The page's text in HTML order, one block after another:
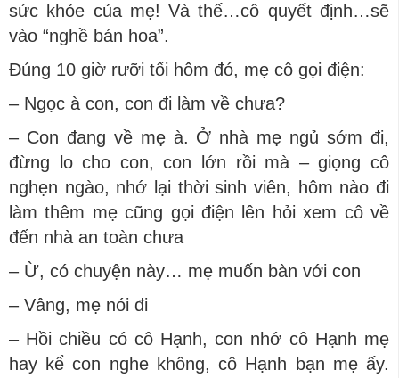
sức khỏe của mẹ! Và thế…cô quyết định…sẽ
vào “nghề bán hoa”.
Đúng 10 giờ rưỡi tối hôm đó, mẹ cô gọi điện:
– Ngọc à con, con đi làm về chưa?
– Con đang về mẹ à. Ở nhà mẹ ngủ sớm đi,
đừng lo cho con, con lớn rồi mà – giọng cô
nghẹn ngào, nhớ lại thời sinh viên, hôm nào đi
làm thêm mẹ cũng gọi điện lên hỏi xem cô về
đến nhà an toàn chưa
– Ừ, có chuyện này… mẹ muốn bàn với con
– Vâng, mẹ nói đi
– Hồi chiều có cô Hạnh, con nhớ cô Hạnh mẹ
hay kể con nghe không, cô Hạnh bạn mẹ ấy.